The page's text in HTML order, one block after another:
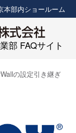
部 FAQサイト
本部内ショールーム
の設定引き継ぎ